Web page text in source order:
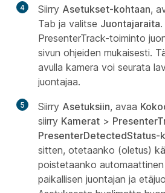
4 Siirry Asetukset-kohtaan,
Tab ja valitse Juontajaraita
PresenterTrack-toiminto
sivun ohjeiden mukaisesti.
avulla kamera voi seurata
juontajaa.
5 Siirry Asetuksiin, avaa
siirry Kamerat >
PresenterDetectedStatus-
sitten, otetaanko (oletus)
poistetaanko
paikallisen juontajan ja